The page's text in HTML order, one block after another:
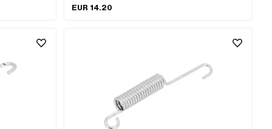
Sicherungsring · Anzahl Befestigungspunkte: 2 Stk.
EUR 14.20